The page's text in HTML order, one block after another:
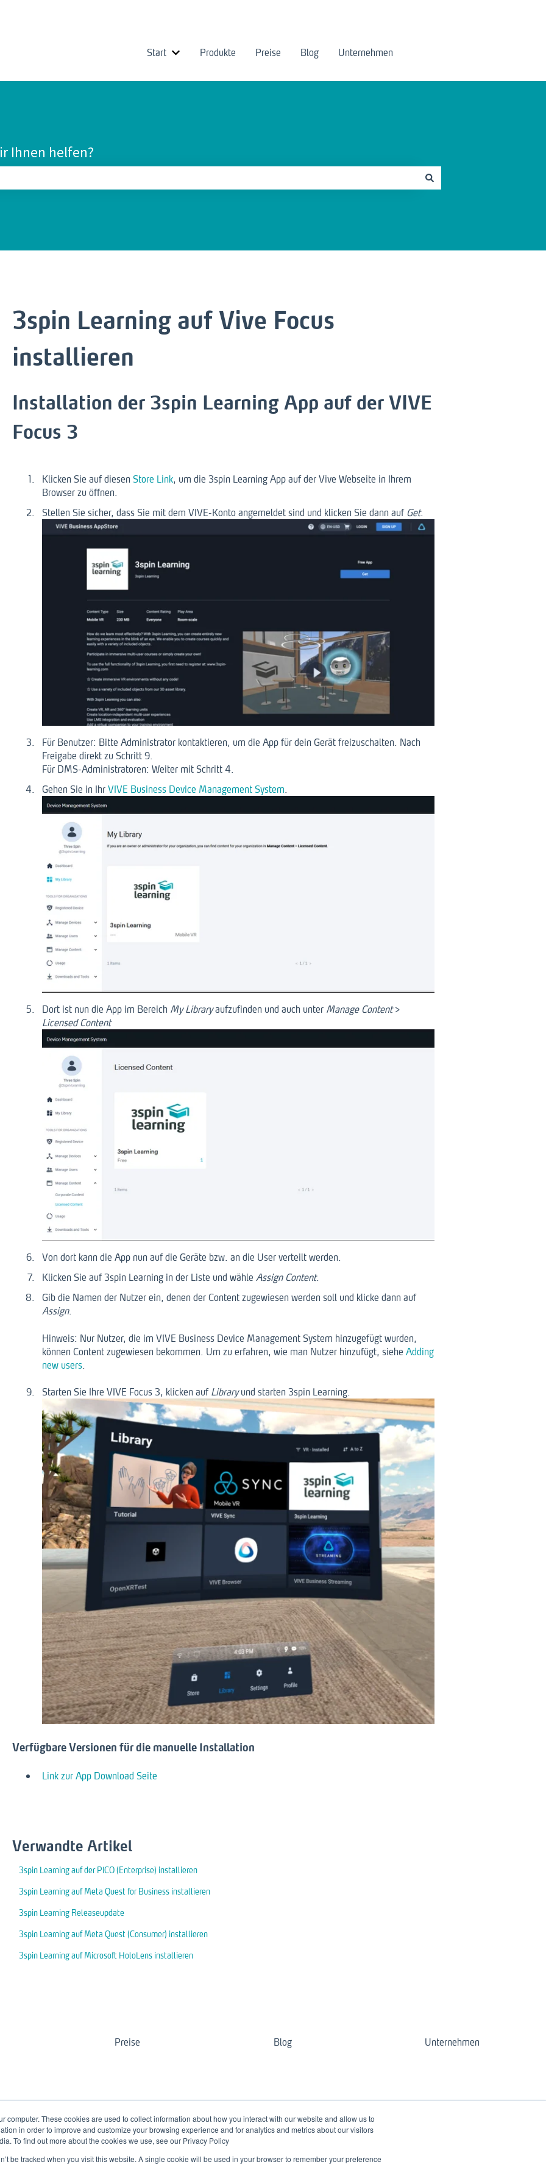
computer. These cookies are used to collect information about how you interact with our website and allow us to
in order to improve and customize your browsing experience and for analytics and metrics about our visitors
To find out more about the cookies we use, see our Privacy Policy
be tracked when you visit this website. A single cookie will be used in your browser to remember your preference
Start Untermenü für Start anzeigen
Produkte Preise Blog Unternehmen
Ihnen helfen?
3spin Learning auf Vive Focus
installieren
Installation der 3spin Learning App auf der VIVE
Focus 3
Klicken Sie auf diesen Store Link, um die 3spin Learning App auf der Vive Webseite in Ihrem
Browser zu öffnen.
Stellen Sie sicher, dass Sie mit dem VIVE-Konto angemeldet sind und klicken Sie dann aufGet.
Für Benutzer: Bitte Administrator kontaktieren, um die App für dein Gerät freizuschalten. Nach
Freigabe direkt zu Schritt 9.
Für DMS-Administratoren: Weiter mit Schritt 4.
Gehen Sie in IhrVIVE Business Device Management System
Dort ist nun die App im Bereich My Libraryaufzufinden und auch unter Manage Content>
Licensed Content
Von dort kann die App nun auf die Geräte bzw. an die User verteilt werden.
Klicken Sie auf 3spin Learning in der Liste und wähle Assign Content.
Gib die Namen der Nutzer ein, denen der Content zugewiesen werden soll und klicke dann auf
Assign.
Hinweis: Nur Nutzer, die im VIVE Business Device Management System hinzugefügt wurden,
können Content zugewiesen bekommen. Um zu erfahren, wie man Nutzer hinzufügt, siehe Adding
new users.
Starten Sie Ihre VIVE Focus 3, klicken aufLibraryund starten 3spin Learning.
Verfügbare Versionen für die manuelle Installation
Link zur App Download Seite
Verwandte Artikel
3spin Learning auf der PICO (Enterprise) installieren
3spin Learning auf Meta Quest for Business installieren
3spin Learning Releaseupdate
3spin Learning auf Meta Quest (Consumer) installieren
3spin Learning auf Microsoft HoloLens installieren
Preise Blog Unternehmen